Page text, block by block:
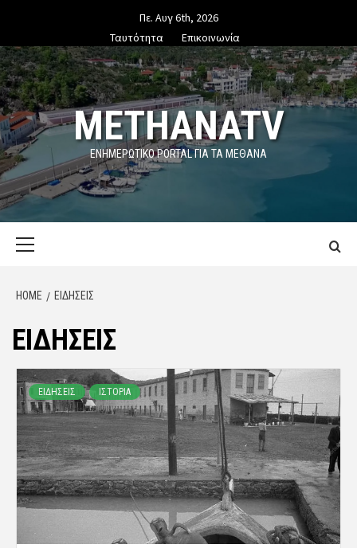
content
Πε. Αυγ 6th, 2026
Ταυτότητα
Επικοινωνία
METHANATV
ΕΝΗΜΕΡΩΤΙΚΌ PORTAL ΓΙΑ ΤΑ ΜΕΘΑΝΑ
HOME ΕΙΔΗΣΕΙΣ
ΕΙΔΗΣΕΙΣ
ΕΙΔΗΣΕΙΣ ΙΣΤΟΡΙΑ